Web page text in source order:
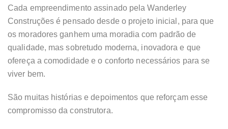
Cada empreendimento assinado pela Wanderley
Construções é pensado desde o projeto inicial, para que
os moradores ganhem uma moradia com padrão de
qualidade, mas sobretudo moderna, inovadora e que
ofereça a comodidade e o conforto necessários para se
viver bem.
São muitas histórias e depoimentos que reforçam esse
compromisso da construtora.